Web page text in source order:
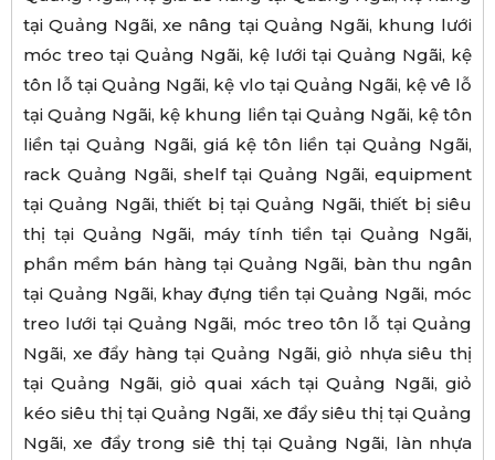
tại Quảng Ngãi, xe nâng tại Quảng Ngãi, khung lưới
móc treo tại Quảng Ngãi, kệ lưới tại Quảng Ngãi, kệ
tôn lỗ tại Quảng Ngãi, kệ vlo tại Quảng Ngãi, kệ vê lỗ
tại Quảng Ngãi, kệ khung liền tại Quảng Ngãi, kệ tôn
liền tại Quảng Ngãi, giá kệ tôn liền tại Quảng Ngãi,
rack Quảng Ngãi, shelf tại Quảng Ngãi, equipment
tại Quảng Ngãi, thiết bị tại Quảng Ngãi, thiết bị siêu
thị tại Quảng Ngãi, máy tính tiền tại Quảng Ngãi,
phần mềm bán hàng tại Quảng Ngãi, bàn thu ngân
tại Quảng Ngãi, khay đựng tiền tại Quảng Ngãi, móc
treo lưới tại Quảng Ngãi, móc treo tôn lỗ tại Quảng
Ngãi, xe đẩy hàng tại Quảng Ngãi, giỏ nhựa siêu thị
tại Quảng Ngãi, giỏ quai xách tại Quảng Ngãi, giỏ
kéo siêu thị tại Quảng Ngãi, xe đẩy siêu thị tại Quảng
Ngãi, xe đẩy trong siê thị tại Quảng Ngãi, làn nhựa